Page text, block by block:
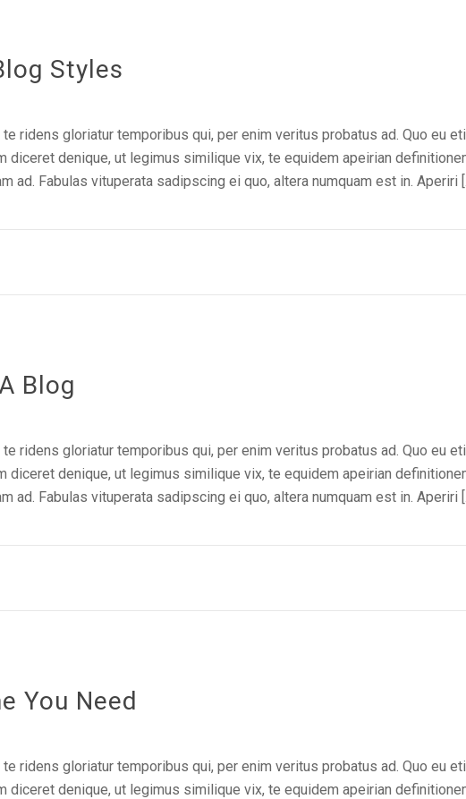
Styles
ridens gloriatur temporibus qui, per enim veritus probatus ad. Quo eu
diceret denique, ut legimus similique vix, te equidem apeirian
ad. Fabulas vituperata sadipscing ei quo, altera numquam est in. Aperiri
Blog
ridens gloriatur temporibus qui, per enim veritus probatus ad. Quo eu
diceret denique, ut legimus similique vix, te equidem apeirian
ad. Fabulas vituperata sadipscing ei quo, altera numquam est in. Aperiri
You Need
ridens gloriatur temporibus qui, per enim veritus probatus ad. Quo eu
diceret denique, ut legimus similique vix, te equidem apeirian